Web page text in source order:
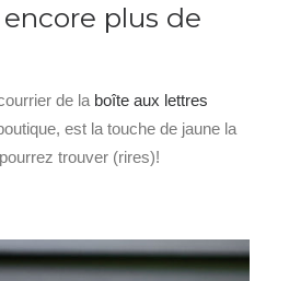
plus de
de la boîte aux lettres
est la touche de jaune la
trouver (rires)!